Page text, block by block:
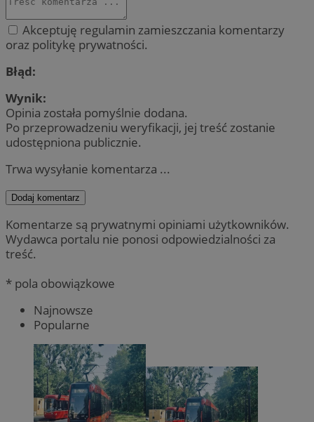
Akceptuję regulamin zamieszczania komentarzy
oraz politykę prywatności.
Błąd:
Wynik:
Opinia została pomyślnie dodana.
Po przeprowadzeniu weryfikacji, jej treść zostanie
udostępniona publicznie.
Trwa wysyłanie komentarza ...
Dodaj komentarz
Komentarze są prywatnymi opiniami użytkowników.
Wydawca portalu nie ponosi odpowiedzialności za
treść.
* pola obowiązkowe
Najnowsze
Popularne